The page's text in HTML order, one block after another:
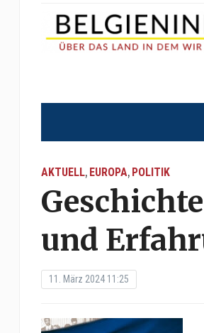
AKTUELL, EUROPA, POLITIK
und
11. März 2024 11:25